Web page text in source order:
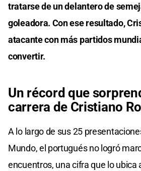
tratarse de un delantero de
goleadora. Con ese resultado,
atacante con más partidos
convertir.
Un récord que
carrera de Cristiano
A lo largo de sus 25
Mundo, el portugués no logró
encuentros, una cifra que lo ubica